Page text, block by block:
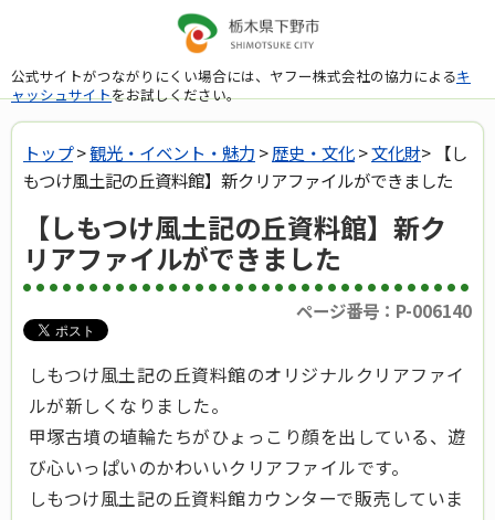
公式サイトがつながりにくい場合には、ヤフー株式会社の協力によるキ
ャッシュサイトをお試しください。
トップ>観光・イベント・魅力 >歴史・文化>文化財> 【し
もつけ風土記の丘資料館】新クリアファイルができました
【しもつけ風土記の丘資料館】新ク
リアファイルができました
ページ番号：P-006140
しもつけ風土記の丘資料館のオリジナルクリアファイ
ルが新しくなりました。
甲塚古墳の埴輪たちがひょっこり顔を出している、遊
び心いっぱいのかわいいクリアファイルです。
しもつけ風土記の丘資料館カウンターで販売していま